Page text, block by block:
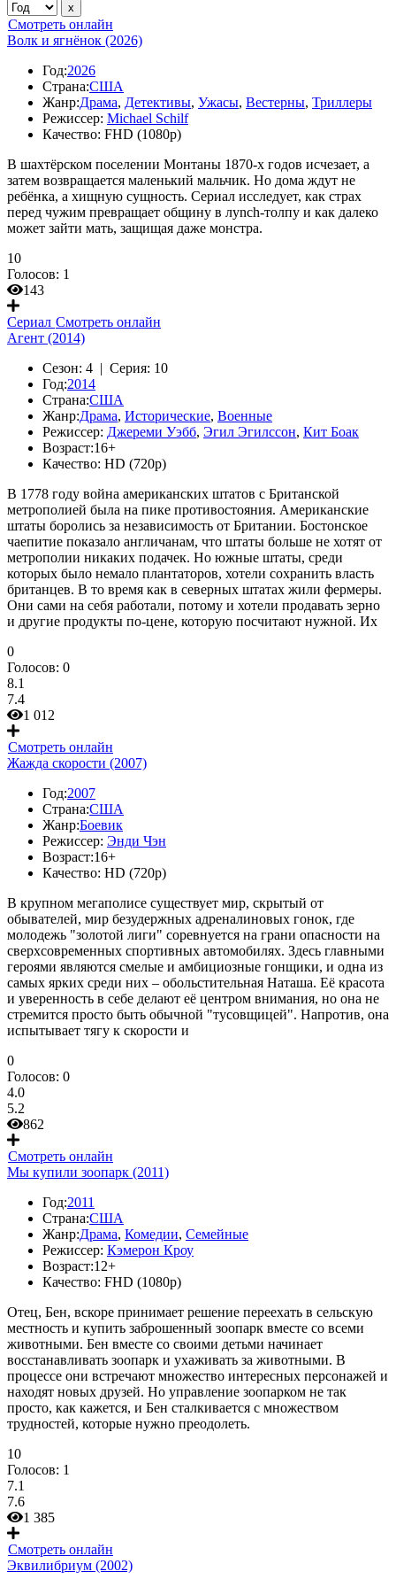
Смотреть онлайн
Волк и ягнёнок (2026)
Год:2026
Страна:США
Жанр:Драма, Детективы, Ужасы, Вестерны, Триллеры
Режиссер: Michael Schilf
Качество: FHD (1080p)
В шахтёрском поселении Монтаны 1870-х годов исчезает, а
затем возвращается маленький мальчик. Но дома ждут не
ребёнка, а хищную сущность. Сериал исследует, как страх
перед чужим превращает общину в лynch-толпу и как далеко
может зайти мать, защищая даже монстра.
10
Голосов: 1
143
Сериал Смотреть онлайн
Агент (2014)
Сезон: 4 | Серия: 10
Год:2014
Страна:США
Жанр:Драма, Исторические, Военные
Режиссер: Джереми Уэбб, Эгил Эгилссон, Кит Боак
Возраст:16+
Качество: HD (720p)
В 1778 году война американских штатов с Британской
метрополией была на пике противостояния. Американские
штаты боролись за независимость от Британии. Бостонское
чаепитие показало англичанам, что штаты больше не хотят от
метрополии никаких подачек. Но южные штаты, среди
которых было немало плантаторов, хотели сохранить власть
британцев. В то время как в северных штатах жили фермеры.
Они сами на себя работали, потому и хотели продавать зерно
и другие продукты по-цене, которую посчитают нужной. Их
0
Голосов: 0
8.1
7.4
1 012
Смотреть онлайн
Жажда скорости (2007)
Год:2007
Страна:США
Жанр:Боевик
Режиссер: Энди Чэн
Возраст:16+
Качество: HD (720p)
В крупном мегаполисе существует мир, скрытый от
обывателей, мир безудержных адреналиновых гонок, где
молодежь "золотой лиги" соревнуется на грани опасности на
сверхсовременных спортивных автомобилях. Здесь главными
героями являются смелые и амбициозные гонщики, и одна из
самых ярких среди них – обольстительная Наташа. Её красота
и уверенность в себе делают её центром внимания, но она не
стремится просто быть обычной "тусовщицей". Напротив, она
испытывает тягу к скорости и
0
Голосов: 0
4.0
5.2
862
Смотреть онлайн
Мы купили зоопарк (2011)
Год:2011
Страна:США
Жанр:Драма, Комедии, Семейные
Режиссер: Кэмерон Кроу
Возраст:12+
Качество: FHD (1080p)
Отец, Бен, вскоре принимает решение переехать в сельскую
местность и купить заброшенный зоопарк вместе со всеми
животными. Бен вместе со своими детьми начинает
восстанавливать зоопарк и ухаживать за животными. В
процессе они встречают множество интересных персонажей и
находят новых друзей. Но управление зоопарком не так
просто, как кажется, и Бен сталкивается с множеством
трудностей, которые нужно преодолеть.
10
Голосов: 1
7.1
7.6
1 385
Смотреть онлайн
Эквилибриум (2002)